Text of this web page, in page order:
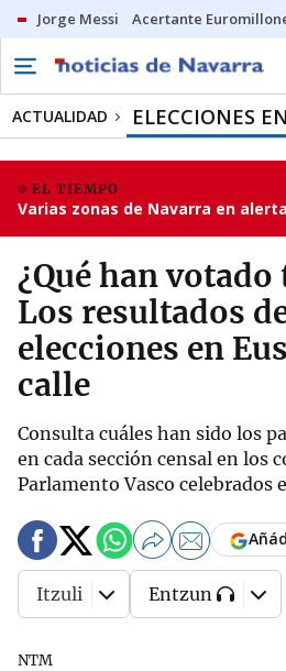
Jorge Messi Acertante
ACTUALIDAD ELECCIONES
EL TIEMPO
Varias zonas de Navarra en
¿Qué han
Los resultados
elecciones en
calle
Consulta cuáles han sido los
en cada sección censal en los
Parlamento Vasco celebrados
NTM
Itzuli Entzun